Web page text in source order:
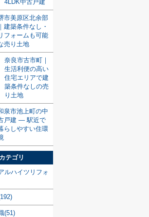
4LDK中古戸建
市美原区北余部
｜建築条件なし・
フォームも可能
売り土地
奈良市古市町｜
生活利便の高い
住宅エリアで建
築条件なしの売
り土地
泉市池上町の中
戸建 — 駅近で
らしやすい住環
カテゴリ
ルハイツリフォ
(51)